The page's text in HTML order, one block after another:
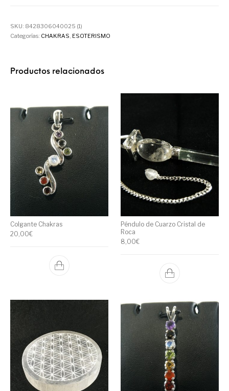
SKU: 8428306040025 (1)
Categorías: CHAKRAS, ESOTERISMO
Productos relacionados
Colgante Chakras
20,00€
Péndulo de Cuarzo Cristal de
Roca
8,00€